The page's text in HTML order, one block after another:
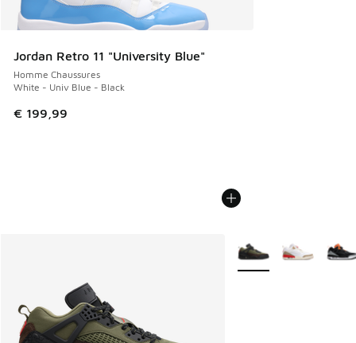
Jordan Retro 11 "University Blue"
Homme Chaussures
White - Univ Blue - Black
€ 199,99
Plus de couleurs